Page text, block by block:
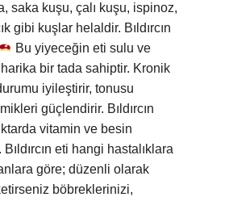
saka kuşu, çalı kuşu, ispinoz,
gibi kuşlar helaldir. Bıldırcın
Bu yiyeceğin eti sulu ve
bir tada sahiptir. Kronik
iyileştirir, tonusu
güçlendirir. Bıldırcın
vitamin ve besin
eti hangi hastalıklara
göre; düzenli olarak
böbreklerinizi,